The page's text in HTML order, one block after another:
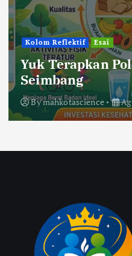
Kolom Reflektif Esai
Yuk Terapkan
Seimbang
Bymahkotascience